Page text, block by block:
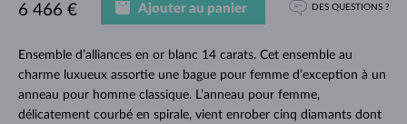
Ensemble d’alliances en or blanc 14 carats. Cet ensemble au
charme luxueux assortie une bague pour femme d’exception à un
anneau pour homme classique. L’anneau pour femme,
délicatement courbé en spirale, vient enrober cinq diamants dont
6 466 € Ajouter au panier DES QUESTIONS ?